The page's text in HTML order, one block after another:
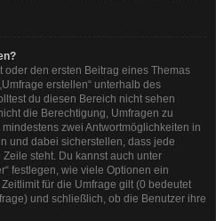
den ersten Beitrag eines Themas
erstellen“ unterhalb des
du diesen Bereich nicht sehen
die Berechtigung, Umfragen zu
zwei Antwortmöglichkeiten in
und dabei sicherstellen, dass jede
steht. Du kannst auch unter
festlegen, wie viele Optionen ein
für die Umfrage gilt (0 bedeutet
und schließlich, ob die Benutzer ihre